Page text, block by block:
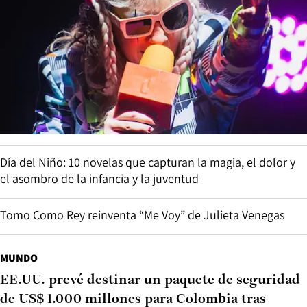
Día del Niño: 10 novelas que capturan la magia, el dolor y
el asombro de la infancia y la juventud
Tomo Como Rey reinventa “Me Voy” de Julieta Venegas
MUNDO
EE.UU. prevé destinar un paquete de seguridad
de US$ 1.000 millones para Colombia tras